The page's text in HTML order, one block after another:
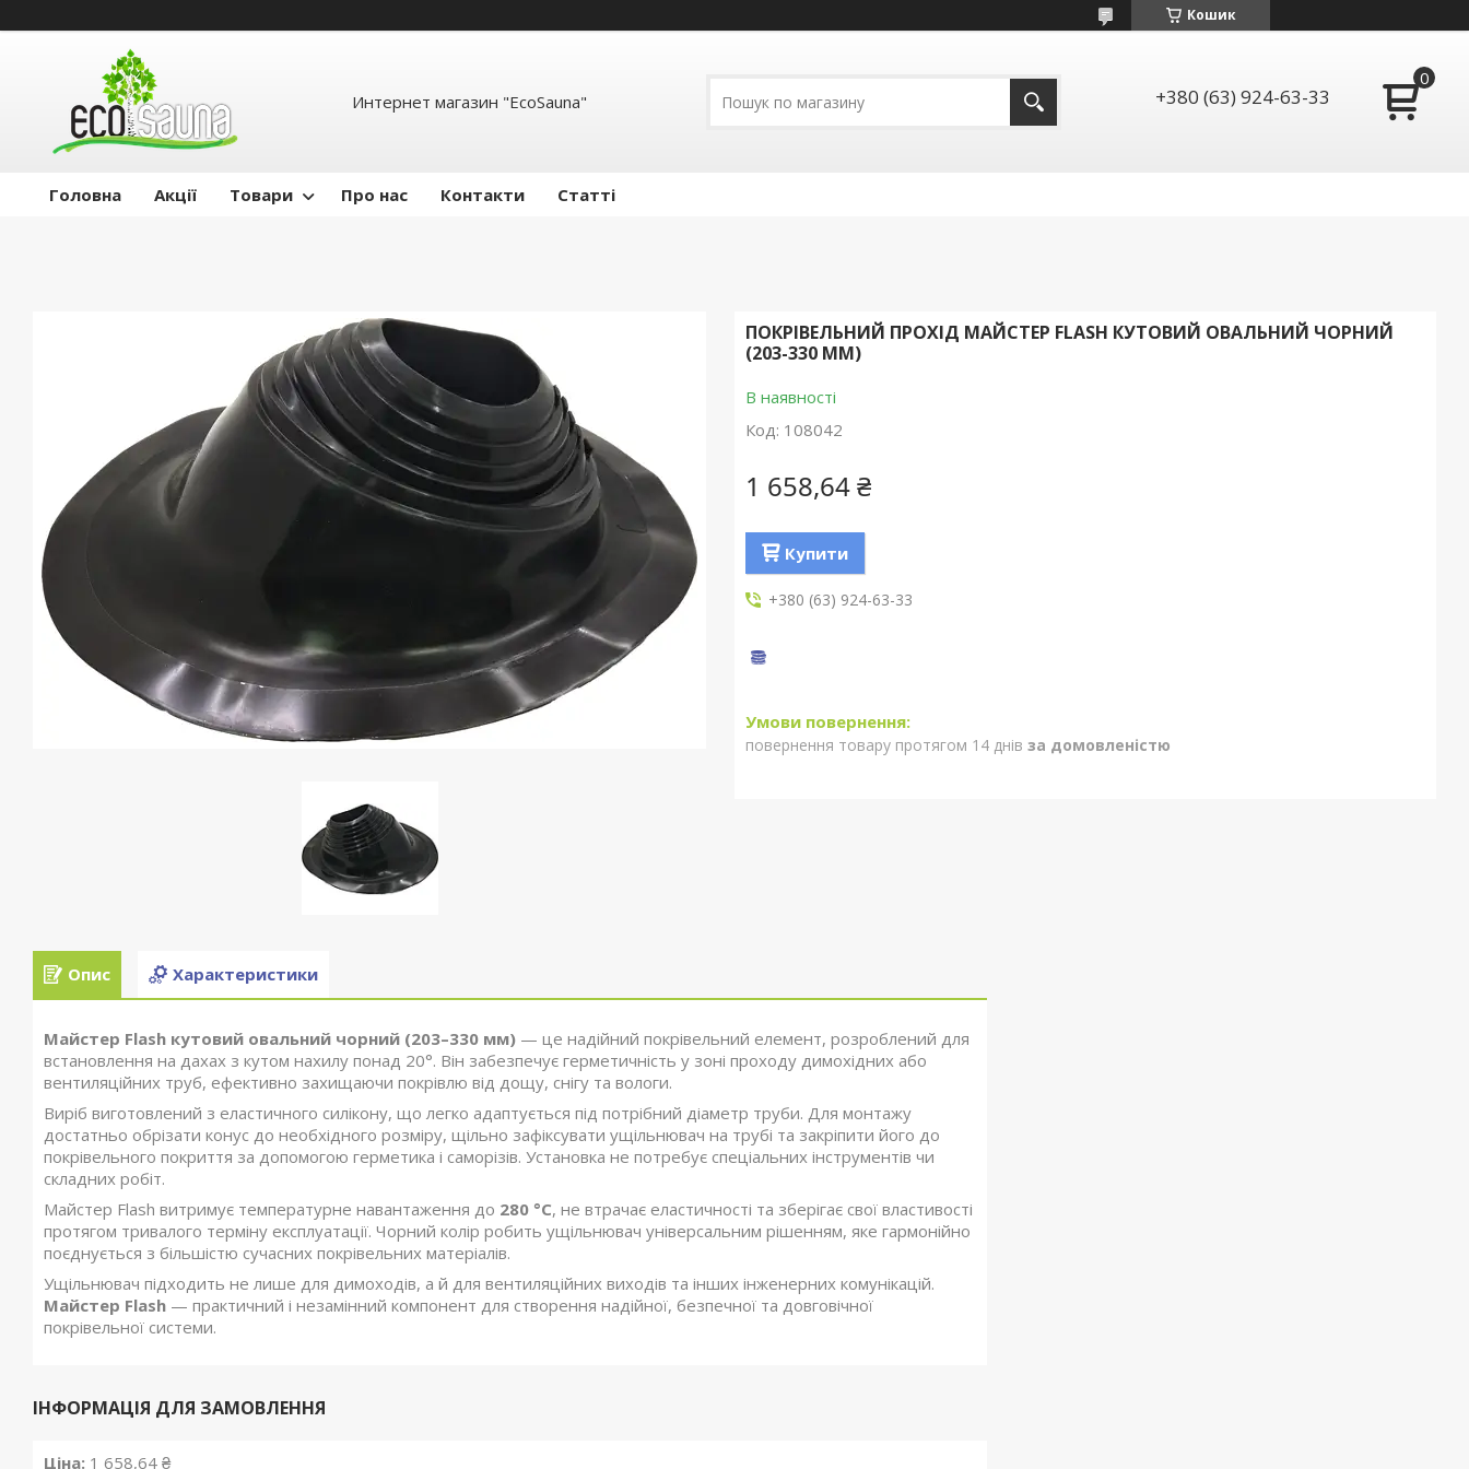
Кошик
Интернет магазин "EcoSauna" +380 (63) 924-63-33
Головна Акції Товари Про нас Контакти Статті
ПОКРІВЕЛЬНИЙ ПРОХІД МАЙСТЕР FLASH КУТОВИЙ ОВАЛЬНИЙ ЧОРНИЙ
(203-330 ММ)
В наявності
Код: 108042
1 658,64 ₴
Купити
+380 (63) 924-63-33
повернення товару протягом 14 днів за домовленістю
Опис Характеристики
Майстер Flash кутовий овальний чорний (203–330 мм) — це надійний покрівельний елемент, розроблений для
встановлення на дахах з кутом нахилу понад 20°. Він забезпечує герметичність у зоні проходу димохідних або
вентиляційних труб, ефективно захищаючи покрівлю від дощу, снігу та вологи.
Виріб виготовлений з еластичного силікону, що легко адаптується під потрібний діаметр труби. Для монтажу
достатньо обрізати конус до необхідного розміру, щільно зафіксувати ущільнювач на трубі та закріпити його до
покрівельного покриття за допомогою герметика і саморізів. Установка не потребує спеціальних інструментів чи
складних робіт.
Майстер Flash витримує температурне навантаження до 280 °C, не втрачає еластичності та зберігає свої властивості
протягом тривалого терміну експлуатації. Чорний колір робить ущільнювач універсальним рішенням, яке гармонійно
поєднується з більшістю сучасних покрівельних матеріалів.
Ущільнювач підходить не лише для димоходів, а й для вентиляційних виходів та інших інженерних комунікацій.
Майстер Flash — практичний і незамінний компонент для створення надійної, безпечної та довговічної
покрівельної системи.
ІНФОРМАЦІЯ ДЛЯ ЗАМОВЛЕННЯ
Ціна: 1 658,64 ₴